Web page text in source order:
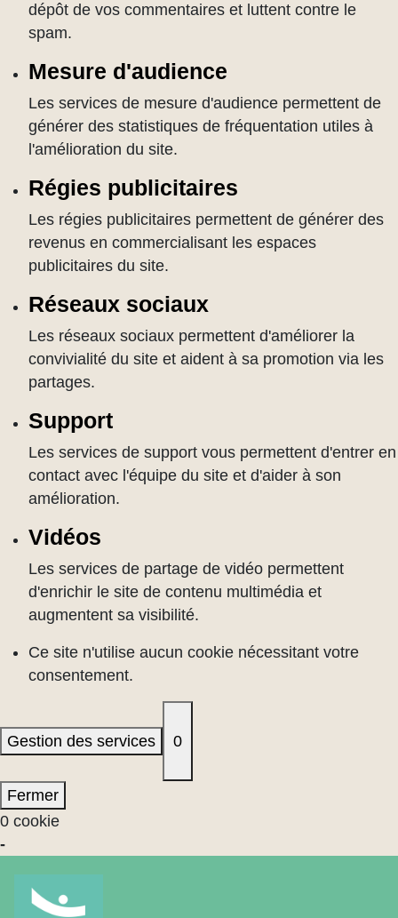
dépôt de vos commentaires et luttent contre le
spam.
Mesure d'audience
Les services de mesure d'audience permettent de
générer des statistiques de fréquentation utiles à
l'amélioration du site.
Régies publicitaires
Les régies publicitaires permettent de générer des
revenus en commercialisant les espaces
publicitaires du site.
Réseaux sociaux
Les réseaux sociaux permettent d'améliorer la
convivialité du site et aident à sa promotion via les
partages.
Support
Les services de support vous permettent d'entrer en
contact avec l'équipe du site et d'aider à son
amélioration.
Vidéos
Les services de partage de vidéo permettent
d'enrichir le site de contenu multimédia et
augmentent sa visibilité.
Ce site n'utilise aucun cookie nécessitant votre
consentement.
Gestion des services 0
Fermer
0 cookie
-